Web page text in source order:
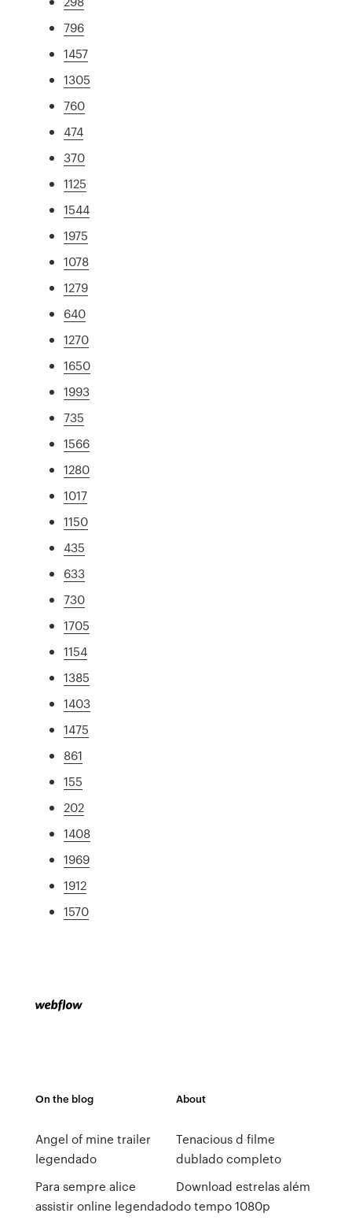
796
1457
1305
760
474
370
1125
1544
1975
1078
1279
640
1270
1650
1993
735
1566
1280
1017
1150
435
633
730
1705
1154
1385
1403
1475
861
155
202
1408
1969
1912
1570
On the blog
Angel of mine trailer
legendado
Para sempre alice
assistir online legendado
About
Tenacious d filme
dublado completo
Download estrelas além
do tempo 1080p